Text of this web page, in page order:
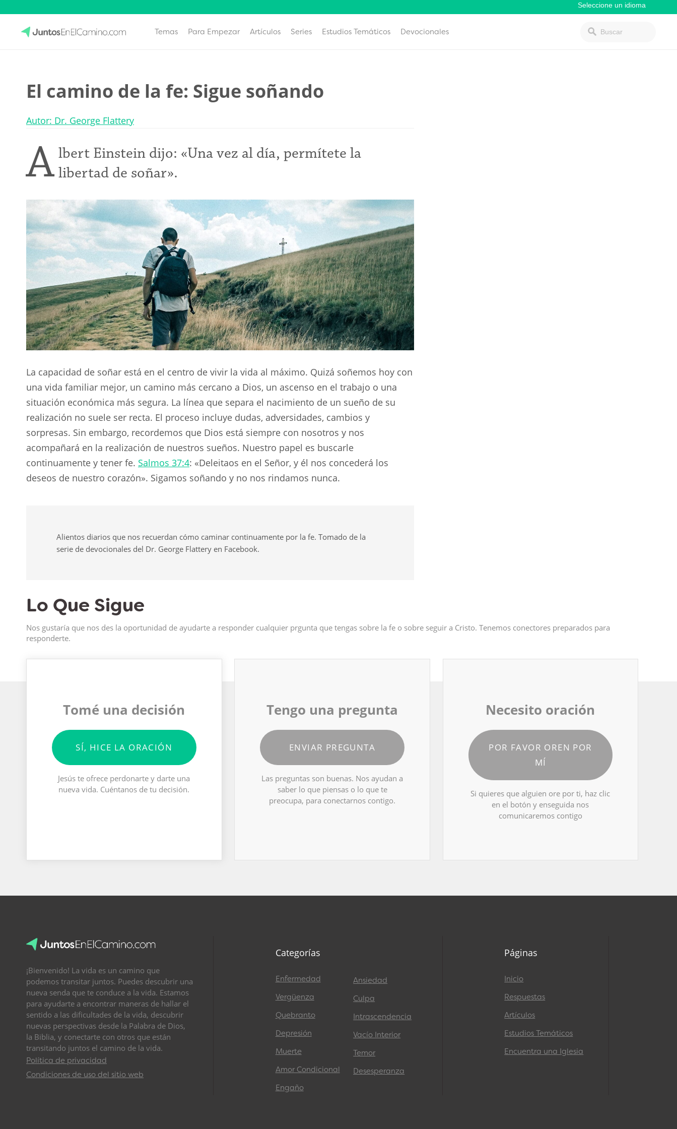
Temas Para Empezar Artículos Series Estudios Temáticos Devocionales
El camino de la fe: Sigue soñando
Autor: Dr. George Flattery
A lbert Einstein dijo: «Una vez al día, permítete la
libertad de soñar».
La capacidad de soñar está en el centro de vivir la vida al máximo. Quizá soñemos hoy con
una vida familiar mejor, un camino más cercano a Dios, un ascenso en el trabajo o una
situación económica más segura. La línea que separa el nacimiento de un sueño de su
realización no suele ser recta. El proceso incluye dudas, adversidades, cambios y
sorpresas. Sin embargo, recordemos que Dios está siempre con nosotros y nos
acompañará en la realización de nuestros sueños. Nuestro papel es buscarle
continuamente y tener fe. Salmos 37:4: «Deleitaos en el Señor, y él nos concederá los
deseos de nuestro corazón». Sigamos soñando y no nos rindamos nunca.
Alientos diarios que nos recuerdan cómo caminar continuamente por la fe. Tomado de la
serie de devocionales del Dr. George Flattery en Facebook.
Lo Que Sigue
Nos gustaría que nos des la oportunidad de ayudarte a responder cualquier prgunta que tengas sobre la fe o sobre seguir a Cristo. Tenemos conectores preparados para
responderte.
Tomé una decisión
SÍ, HICE LA ORACIÓN
Jesús te ofrece perdonarte y darte una
nueva vida. Cuéntanos de tu decisión.
Tengo una pregunta
ENVIAR PREGUNTA
Las preguntas son buenas. Nos ayudan a
saber lo que piensas o lo que te
preocupa, para conectarnos contigo.
Necesito oración
POR FAVOR OREN POR
MÍ
Si quieres que alguien ore por ti, haz clic
en el botón y enseguida nos
comunicaremos contigo
¡Bienvenido! La vida es un camino que
podemos transitar juntos. Puedes descubrir una
nueva senda que te conduce a la vida. Estamos
para ayudarte a encontrar maneras de hallar el
sentido a las dificultades de la vida, descubrir
nuevas perspectivas desde la Palabra de Dios,
la Biblia, y conectarte con otros que están
transitando juntos el camino de la vida.
Política de privacidad
Condiciones de uso del sitio web
Categorías
Enfermedad
Vergüenza
Quebranto
Depresión
Muerte
Amor Condicional
Engaño
Ansiedad
Culpa
Intrascendencia
Vacío Interior
Temor
Desesperanza
Páginas
Inicio
Respuestas
Artículos
Estudios Temáticos
Encuentra una Iglesia